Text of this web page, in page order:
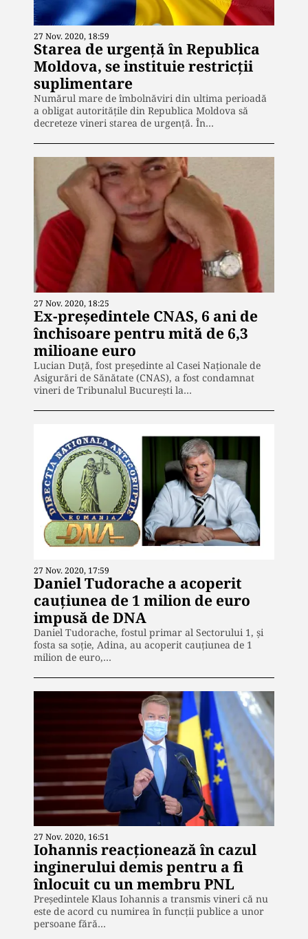
27 Nov. 2020, 18:59
Starea de urgență în Republica
Moldova, se instituie restricții
suplimentare
Numărul mare de îmbolnăviri din ultima perioadă
a obligat autoritățile din Republica Moldova să
decreteze vineri starea de urgență. În…
27 Nov. 2020, 18:25
Ex-președintele CNAS, 6 ani de
închisoare pentru mită de 6,3
milioane euro
Lucian Duţă, fost preşedinte al Casei Naţionale de
Asigurări de Sănătate (CNAS), a fost condamnat
vineri de Tribunalul Bucureşti la…
27 Nov. 2020, 17:59
Daniel Tudorache a acoperit
cauțiunea de 1 milion de euro
impusă de DNA
Daniel Tudorache, fostul primar al Sectorului 1, şi
fosta sa soţie, Adina, au acoperit cauțiunea de 1
milion de euro,…
27 Nov. 2020, 16:51
Iohannis reacționează în cazul
inginerului demis pentru a fi
înlocuit cu un membru PNL
Preşedintele Klaus Iohannis a transmis vineri că nu
este de acord cu numirea în funcții publice a unor
persoane fără…